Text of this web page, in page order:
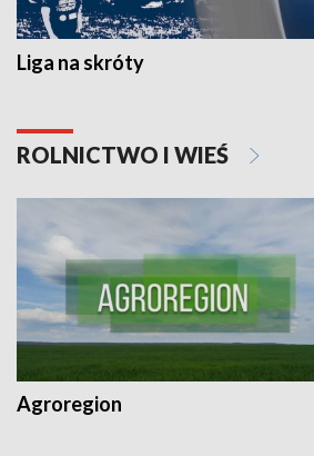
Liga na skróty
ROLNICTWO I WIEŚ
Agroregion